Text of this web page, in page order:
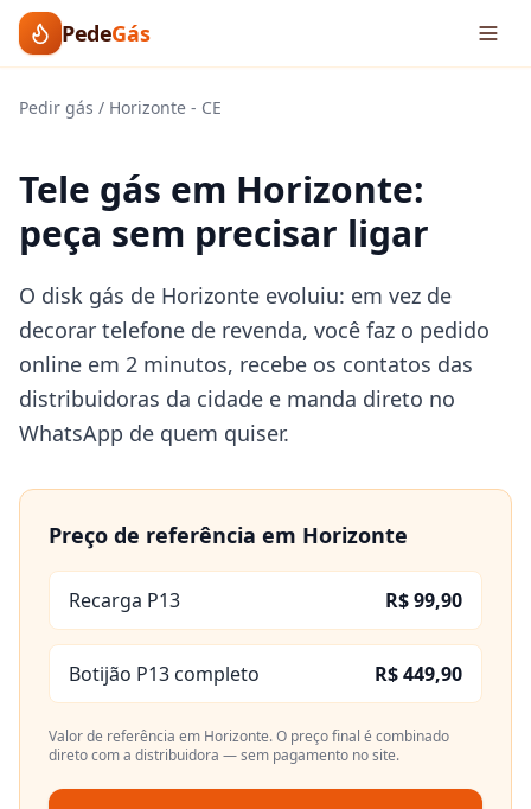
PedeGás
Pedir gás / Horizonte - CE
Tele gás em Horizonte:
peça sem precisar ligar
O disk gás de Horizonte evoluiu: em vez de
decorar telefone de revenda, você faz o pedido
online em 2 minutos, recebe os contatos das
distribuidoras da cidade e manda direto no
WhatsApp de quem quiser.
Preço de referência em Horizonte
Recarga P13 R$ 99,90
Botijão P13 completo R$ 449,90
Valor de referência em Horizonte. O preço final é combinado
direto com a distribuidora — sem pagamento no site.